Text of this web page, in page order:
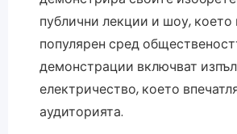
публични лекции и шоу, което
популярен сред
демонстрации включват
електричество, което
аудиторията.